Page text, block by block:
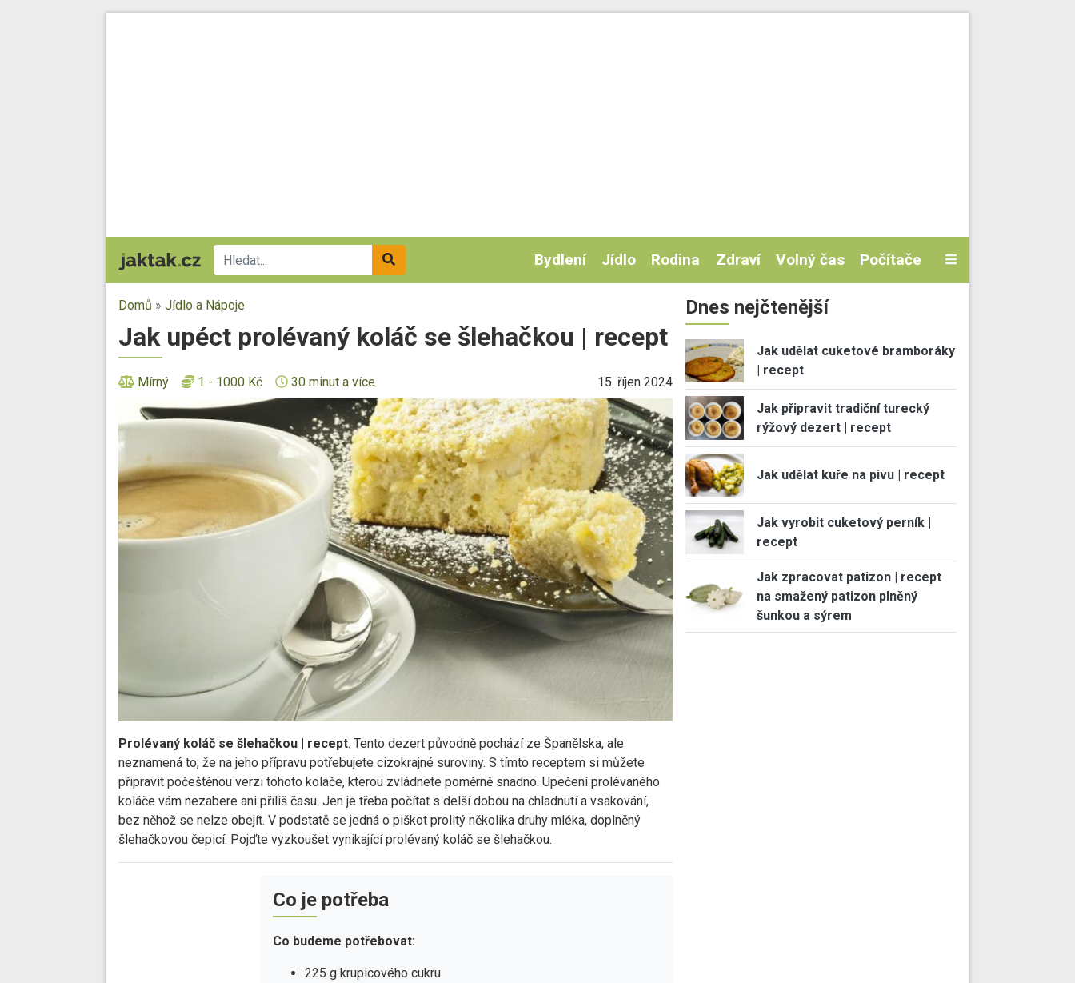
Bydlení Jídlo Rodina Zdraví Volný čas Počítače
Domů » Jídlo a Nápoje
Jak upéct prolévaný koláč se šlehačkou | recept
Mírný 1 - 1000 Kč 30 minut a více 15. říjen 2024
Prolévaný koláč se šlehačkou | recept. Tento dezert původně pochází ze Španělska, ale
neznamená to, že na jeho přípravu potřebujete cizokrajné suroviny. S tímto receptem si můžete
připravit počeštěnou verzi tohoto koláče, kterou zvládnete poměrně snadno. Upečení prolévaného
koláče vám nezabere ani příliš času. Jen je třeba počítat s delší dobou na chladnutí a vsakování,
bez něhož se nelze obejít. V podstatě se jedná o piškot prolitý několika druhy mléka, doplněný
šlehačkovou čepicí. Pojďte vyzkoušet vynikající prolévaný koláč se šlehačkou.
Co je potřeba
Co budeme potřebovat:
225 g krupicového cukru
Dnes nejčtenější
Jak udělat cuketové bramboráky
| recept
Jak připravit tradiční turecký
rýžový dezert | recept
Jak udělat kuře na pivu | recept
Jak vyrobit cuketový perník |
recept
Jak zpracovat patizon | recept
na smažený patizon plněný
šunkou a sýrem